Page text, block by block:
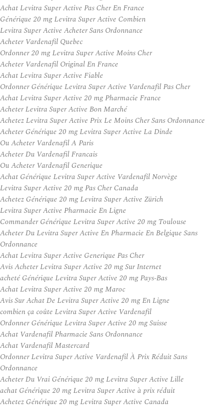
Achat Levitra Super Active Pas Cher En France
Générique 20 mg Levitra Super Active Combien
Levitra Super Active Acheter Sans Ordonnance
Acheter Vardenafil Quebec
Ordonner 20 mg Levitra Super Active Moins Cher
Acheter Vardenafil Original En France
Achat Levitra Super Active Fiable
Ordonner Générique Levitra Super Active Vardenafil Pas Cher
Achat Levitra Super Active 20 mg Pharmacie France
Acheter Levitra Super Active Bon Marché
Achetez Levitra Super Active Prix Le Moins Cher Sans Ordonnance
Acheter Générique 20 mg Levitra Super Active La Dinde
Ou Acheter Vardenafil A Paris
Acheter Du Vardenafil Francais
Ou Acheter Vardenafil Generique
Achat Générique Levitra Super Active Vardenafil Norvège
Levitra Super Active 20 mg Pas Cher Canada
Achetez Générique 20 mg Levitra Super Active Zürich
Levitra Super Active Pharmacie En Ligne
Commander Générique Levitra Super Active 20 mg Toulouse
Acheter Du Levitra Super Active En Pharmacie En Belgique Sans
Ordonnance
Achat Levitra Super Active Generique Pas Cher
Avis Acheter Levitra Super Active 20 mg Sur Internet
acheté Générique Levitra Super Active 20 mg Pays-Bas
Achat Levitra Super Active 20 mg Maroc
Avis Sur Achat De Levitra Super Active 20 mg En Ligne
combien ça coûte Levitra Super Active Vardenafil
Ordonner Générique Levitra Super Active 20 mg Suisse
Achat Vardenafil Pharmacie Sans Ordonnance
Achat Vardenafil Mastercard
Ordonner Levitra Super Active Vardenafil À Prix Réduit Sans
Ordonnance
Acheter Du Vrai Générique 20 mg Levitra Super Active Lille
achat Générique 20 mg Levitra Super Active à prix réduit
Achetez Générique 20 mg Levitra Super Active Canada